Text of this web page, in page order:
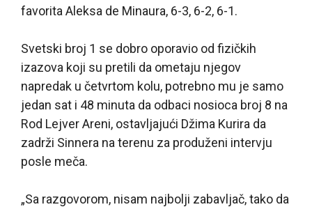
favorita Aleksa de Minaura, 6-3, 6-2, 6-1.
Svetski broj 1 se dobro oporavio od fizičkih
izazova koji su pretili da ometaju njegov
napredak u četvrtom kolu, potrebno mu je samo
jedan sat i 48 minuta da odbaci nosioca broj 8 na
Rod Lejver Areni, ostavljajući Džima Kurira da
zadrži Sinnera na terenu za produženi intervju
posle meča.
„Sa razgovorom, nisam najbolji zabavljač, tako da